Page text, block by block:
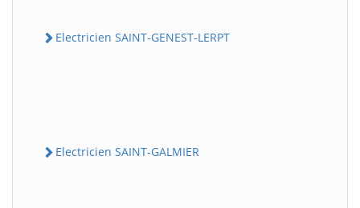
Electricien SAINT-GENEST-LERPT
Electricien SAINT-GALMIER